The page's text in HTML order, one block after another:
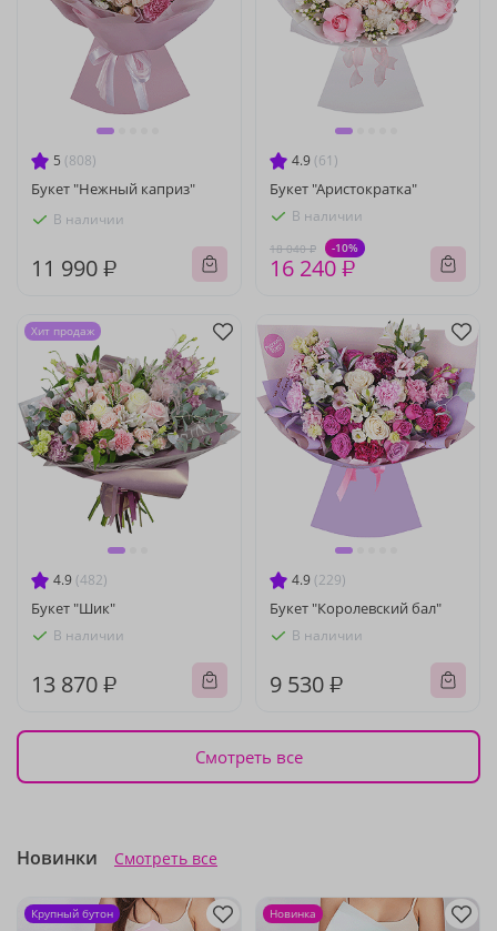
5 (808)
Букет "Нежный каприз"
В наличии
11 990 ₽
4.9 (61)
Букет "Аристократка"
В наличии
18 040 ₽ -10%
16 240 ₽
4.9 (482)
Букет "Шик"
В наличии
13 870 ₽
Хит продаж
4.9 (229)
Букет "Королевский бал"
В наличии
9 530 ₽
Смотреть все
Новинки Смотреть все
Крупный бутон Новинка